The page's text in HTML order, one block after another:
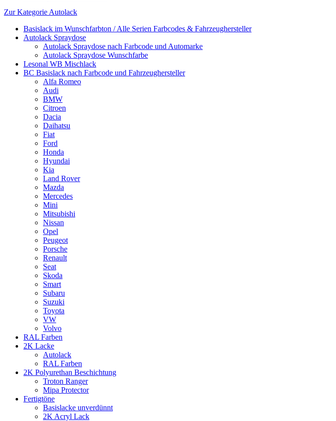
Zur Kategorie Autolack
Basislack im Wunschfarbton / Alle Serien Farbcodes & Fahrzeughersteller
Autolack Spraydose
Autolack Spraydose nach Farbcode und Automarke
Autolack Spraydose Wunschfarbe
Lesonal WB Mischlack
BC Basislack nach Farbcode und Fahrzeughersteller
Alfa Romeo
Audi
BMW
Citroen
Dacia
Daihatsu
Fiat
Ford
Honda
Hyundai
Kia
Land Rover
Mazda
Mercedes
Mini
Mitsubishi
Nissan
Opel
Peugeot
Porsche
Renault
Seat
Skoda
Smart
Subaru
Suzuki
Toyota
VW
Volvo
RAL Farben
2K Lacke
Autolack
RAL Farben
2K Polyurethan Beschichtung
Troton Ranger
Mipa Protector
Fertigtöne
Basislacke unverdünnt
2K Acryl Lack